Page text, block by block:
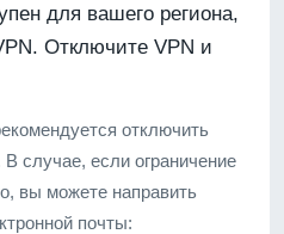
для вашего региона,
Отключите VPN и
отключить
случае, если ограничение
вы можете направить
почты: